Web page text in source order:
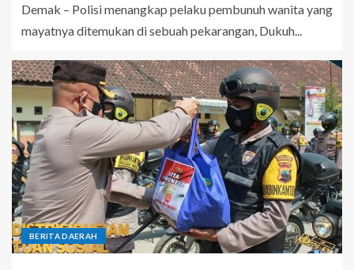
Demak – Polisi menangkap pelaku pembunuh wanita yang
mayatnya ditemukan di sebuah pekarangan, Dukuh...
BERITA DAERAH